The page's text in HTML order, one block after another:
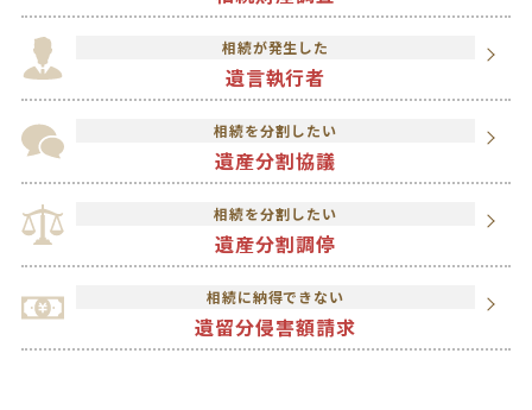
相続が発生した
遺言執行者
相続を分割したい
遺産分割協議
相続を分割したい
遺産分割調停
相続に納得できない
遺留分侵害額請求